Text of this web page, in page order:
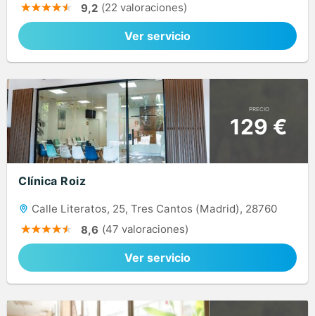
9,2 (22 valoraciones)
Ver servicio
PRECIO
129 €
Clínica Roiz
Calle Literatos, 25, Tres Cantos (Madrid), 28760
8,6 (47 valoraciones)
Ver servicio